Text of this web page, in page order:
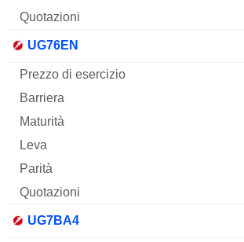
UG76EN
UG7BA4